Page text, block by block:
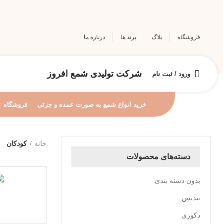
فروشگاه بلاگ برند ها درباره ما
ورود / ثبت نام شرکت تولیدی شمع افروز
خرید انواع شمع به صورت عمده و جزئی فروشگاه
دسته‌های محصولات
بدون دسته بندی
تندیس
دکوری
خانه کودکان